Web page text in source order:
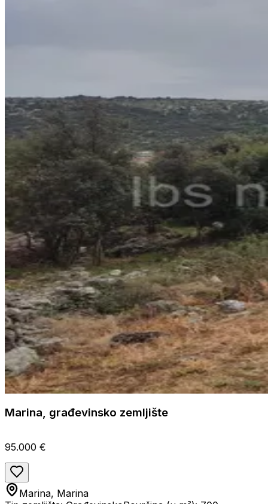
Marina, građevinsko zemljište
95.000 €
Marina, Marina